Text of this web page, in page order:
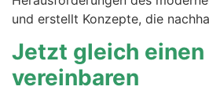
und erstellt Konzepte, die
Jetzt gleich einen
vereinbaren